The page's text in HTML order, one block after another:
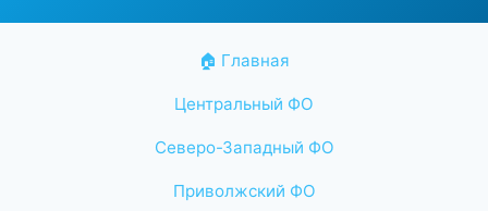
🏠 Главная
Центральный ФО
Северо-Западный ФО
Приволжский ФО